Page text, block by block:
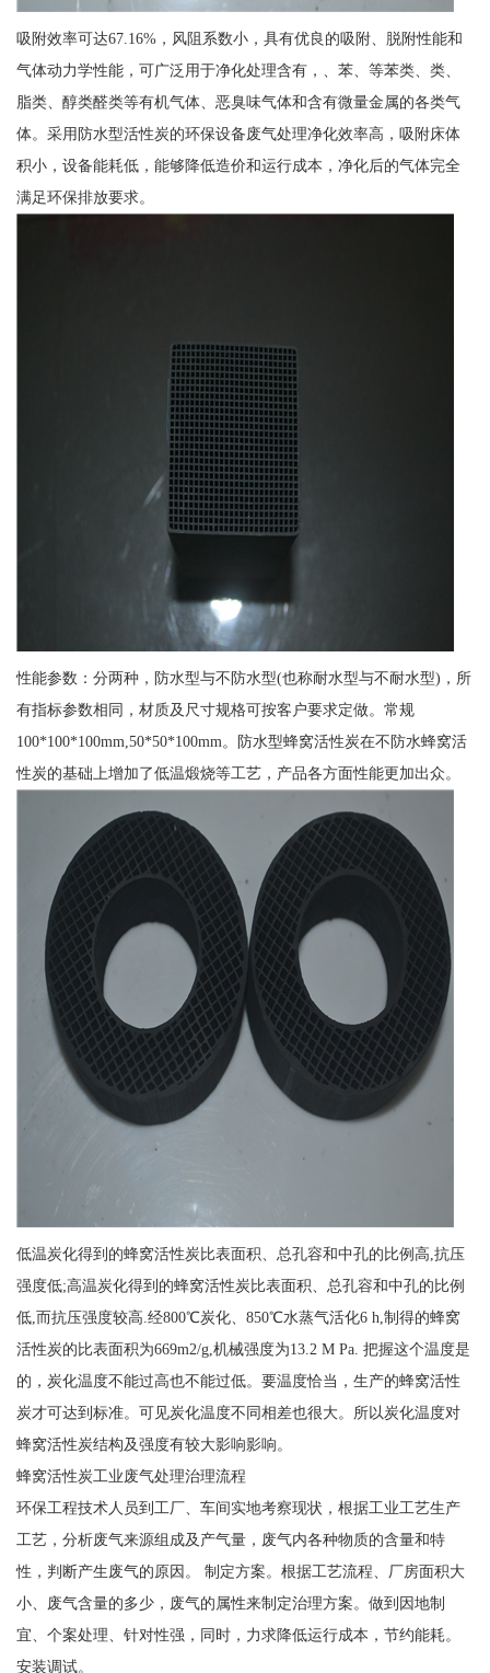
吸附效率可达67.16%，风阻系数小，具有优良的吸附、脱附性能和
气体动力学性能，可广泛用于净化处理含有，、苯、等苯类、类、
脂类、醇类醛类等有机气体、恶臭味气体和含有微量金属的各类气
体。采用防水型活性炭的环保设备废气处理净化效率高，吸附床体
积小，设备能耗低，能够降低造价和运行成本，净化后的气体完全
满足环保排放要求。
性能参数：分两种，防水型与不防水型(也称耐水型与不耐水型)，所
有指标参数相同，材质及尺寸规格可按客户要求定做。常规
100*100*100mm,50*50*100mm。防水型蜂窝活性炭在不防水蜂窝活
性炭的基础上增加了低温煅烧等工艺，产品各方面性能更加出众。
低温炭化得到的蜂窝活性炭比表面积、总孔容和中孔的比例高,抗压
强度低;高温炭化得到的蜂窝活性炭比表面积、总孔容和中孔的比例
低,而抗压强度较高.经800℃炭化、850℃水蒸气活化6 h,制得的蜂窝
活性炭的比表面积为669m2/g,机械强度为13.2 M Pa. 把握这个温度是
的，炭化温度不能过高也不能过低。要温度恰当，生产的蜂窝活性
炭才可达到标准。可见炭化温度不同相差也很大。所以炭化温度对
蜂窝活性炭结构及强度有较大影响影响。
蜂窝活性炭工业废气处理治理流程
环保工程技术人员到工厂、车间实地考察现状，根据工业工艺生产
工艺，分析废气来源组成及产气量，废气内各种物质的含量和特
性，判断产生废气的原因。 制定方案。根据工艺流程、厂房面积大
小、废气含量的多少，废气的属性来制定治理方案。做到因地制
宜、个案处理、针对性强，同时，力求降低运行成本，节约能耗。
安装调试。